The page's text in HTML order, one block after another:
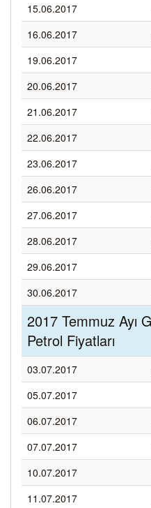
15.06.2017
16.06.2017
19.06.2017
20.06.2017
21.06.2017
22.06.2017
23.06.2017
26.06.2017
27.06.2017
28.06.2017
29.06.2017
30.06.2017
2017 Temmuz Ayı
Petrol Fiyatları
03.07.2017
05.07.2017
06.07.2017
07.07.2017
10.07.2017
11.07.2017